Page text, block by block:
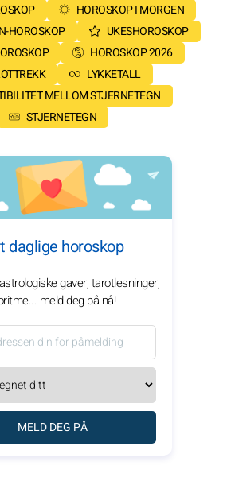
HOROSKOP I MORGEN
HOROSKOP
UKESHOROSKOP
HOROSKOP 2026
LYKKETALL
MELLOM STJERNETEGN
STJERNETEGN
daglige horoskop
gaver, tarotlesninger,
meld deg på nå!
MELD DEG PÅ